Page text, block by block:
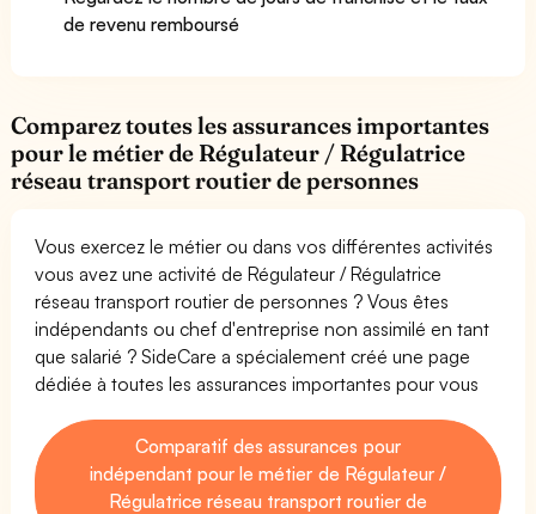
de revenu remboursé
Comparez toutes les assurances importantes
pour le métier de Régulateur / Régulatrice
réseau transport routier de personnes
Vous exercez le métier ou dans vos différentes activités
vous avez une activité de Régulateur / Régulatrice
réseau transport routier de personnes ? Vous êtes
indépendants ou chef d'entreprise non assimilé en tant
que salarié ? SideCare a spécialement créé une page
dédiée à toutes les assurances importantes pour vous
Comparatif des assurances pour
indépendant pour le métier de Régulateur /
Régulatrice réseau transport routier de